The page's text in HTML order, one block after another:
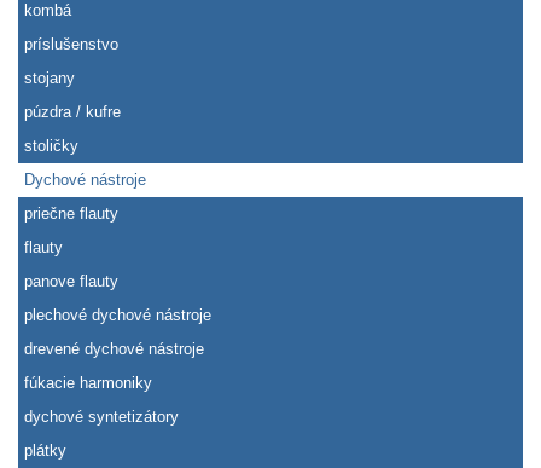
kombá
príslušenstvo
stojany
púzdra / kufre
stoličky
Dychové nástroje
priečne flauty
flauty
panove flauty
plechové dychové nástroje
drevené dychové nástroje
fúkacie harmoniky
dychové syntetizátory
plátky